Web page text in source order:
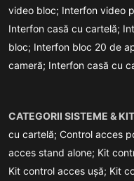
video bloc; Interfon video
Interfon casă cu cartelă;
bloc; Interfon bloc 20 de
cameră; Interfon casă cu
CATEGORII SISTEME &
cu cartelă; Control acces
acces stand alone; Kit
Kit control acces ușă; Kit